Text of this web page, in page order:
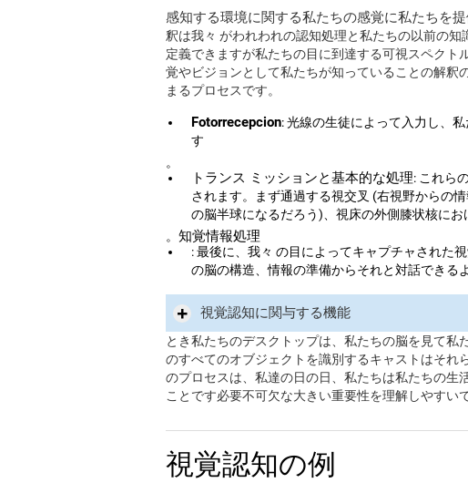
感知する環境に関する私たちの感覚に私たちを
釈は我々 がわれわれの認知処理と私たちの以前の
定義できますが私たちの目に到達する可視スペクト
覚やビジョンとして私たちが知っていることの解釈
まるプロセスです。
Fotorrecepcion: 光線の生徒によって入力し、
す
。
トランス ミッションと基本的な処理: これら
されます。まず通過する視交叉 (右視野からの
の脳半球になるだろう)、視床の外側膝状核にお
。 知覚情報処理
: 最後に、我々 の目によってキャプチャされた
の脳の構造、情報の準備からそれと対話できる
視覚認知に関与する機能
とき私たちのデスクトップは、私たちの脳を見て私
のすべてのオブジェクトを識別するキャストはそれ
のプロセスは、私達の日の日、私たちは私たちの生
ことです必要不可欠な大きい重要性を理解しやすいで
視覚認知の例